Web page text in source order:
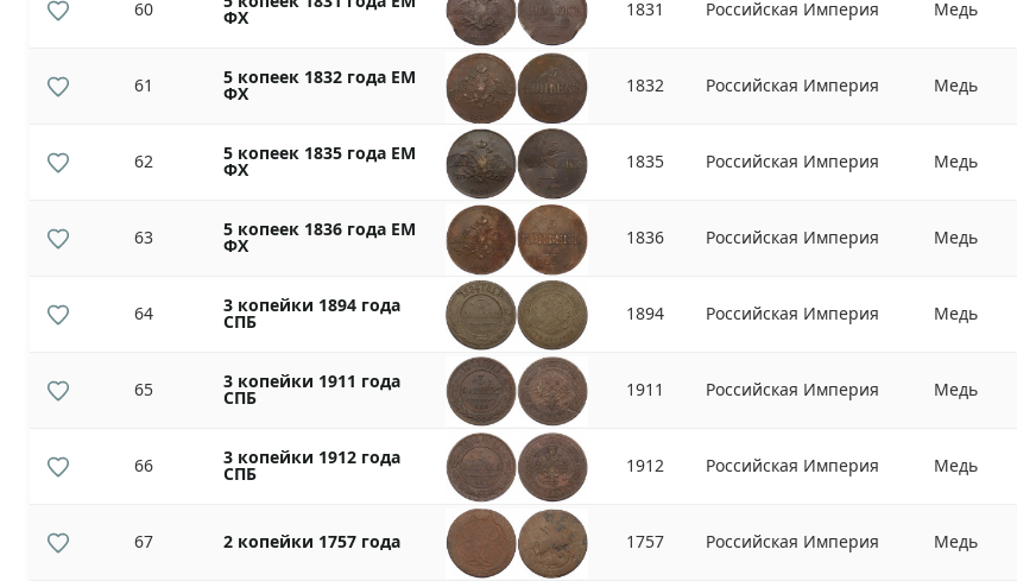
60 ФХ 1831 Российская Империя Медь
61 5 копеек 1832 года ЕМ
ФХ 1832 Российская Империя Медь
62 5 копеек 1835 года ЕМ
ФХ 1835 Российская Империя Медь
63 5 копеек 1836 года ЕМ
ФХ 1836 Российская Империя Медь
64 3 копейки 1894 года
СПБ 1894 Российская Империя Медь
65 3 копейки 1911 года
СПБ 1911 Российская Империя Медь
66 3 копейки 1912 года
СПБ 1912 Российская Империя Медь
67 2 копейки 1757 года 1757 Российская Империя Медь